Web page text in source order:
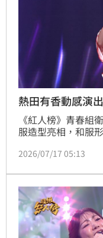
熱田有香動感演
《紅人榜》青春組
服造型亮相，和服
雯經典歌曲《心情
亮！熱田有香不僅
染力，就連評審陳
一個很好的表演者
呢？
2026/07/17 05:13